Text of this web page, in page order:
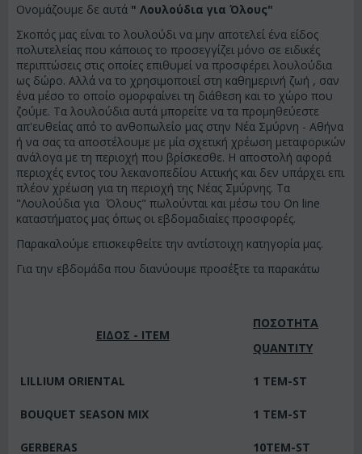
Ονομάζουμε δε αυτά " Λουλούδια για Όλους"
Σκοπός μας είναι το λουλούδι να μην αποτελεί ένα είδος
πολυτελείας που κάποιος το προσεγγίζει μόνο σε ειδικές
περιπτώσεις στις οποίες επιθυμεί να προσφέρει λουλούδια
ως δώρο. Αλλά να το χρησιμοποιεί στη καθημερινή ζωή , σαν
ένα μέσο το οποίο ομορφαίνει τη διάθεση και το χώρο που
ζούμε. Τα λουλούδια αυτά μπορείτε να τα προμηθεύεστε
απ'ευθείας από το ανθοπωλείο μας στην Νέα Σμύρνη - Αθήνα
ή να σας τα αποστέλουμε με μία σχετική χρέωση μεταφορικών
ανάλογα με τη περιοχή που βρίσκεσθε. Η αποστολή αφορά
περιοχές εντος του λεκανοπεδίου Αττικής και δεν υπάρχει επι
πλέον χρέωση για τη περιοχή της Νέας Σμύρνης. Τα
"Λουλούδια για Όλους" πωλούνται και μέσω του On line
καταστήματος μας όπως οι εβδομαδιαίες προσφορές.
Παρακαλούμε επισκεφθείτε την αντίστοιχη κατηγορία μας.
Για την εβδομάδα που διανύουμε προσέξτε τα παρακάτω
ΕΙΔΟΣ - ITEM
ΠΟΣΟΤΗΤΑ
QUANTITY
LILLIUM ORIENTAL 1 TEM-ST
BOUQUET SEASON MIX 1 ΤΕΜ-ST
GERBERAS 10ΤΕΜ-ST